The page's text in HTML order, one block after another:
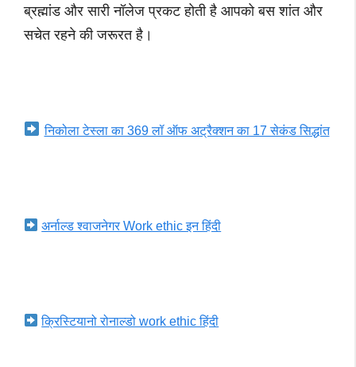
ब्रह्मांड और सारी नॉलेज प्रकट होती है आपको बस शांत और
सचेत रहने की जरूरत है।
निकोला टेस्ला का 369 लॉ ऑफ अट्रैक्शन का 17 सेकंड सिद्धांत
अर्नाल्ड श्वाजनेगर Work ethic इन हिंदी
क्रिस्टियानो रोनाल्डो work ethic हिंदी